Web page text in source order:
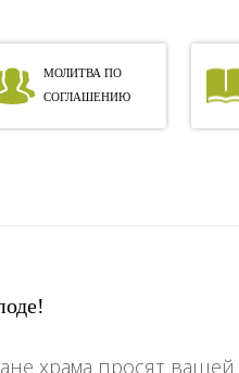
МОЛИТВА ПО
СОГЛАШЕНИЮ
храма просят вашей